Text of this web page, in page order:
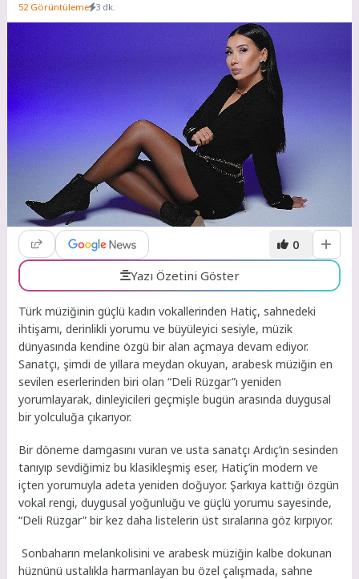
52 Görüntüleme 3 dk.
0
Yazı Özetini Göster
Türk müziğinin güçlü kadın vokallerinden Hatiç, sahnedeki
ihtişamı, derinlikli yorumu ve büyüleyici sesiyle, müzik
dünyasında kendine özgü bir alan açmaya devam ediyor.
Sanatçı, şimdi de yıllara meydan okuyan, arabesk müziğin en
sevilen eserlerinden biri olan “Deli Rüzgar”ı yeniden
yorumlayarak, dinleyicileri geçmişle bugün arasında duygusal
bir yolculuğa çıkarıyor.
Bir döneme damgasını vuran ve usta sanatçı Ardıç’ın sesinden
tanıyıp sevdiğimiz bu klasikleşmiş eser, Hatiç’in modern ve
içten yorumuyla adeta yeniden doğuyor. Şarkıya kattığı özgün
vokal rengi, duygusal yoğunluğu ve güçlü yorumu sayesinde,
“Deli Rüzgar” bir kez daha listelerin üst sıralarına göz kırpıyor.
Sonbaharın melankolisini ve arabesk müziğin kalbe dokunan
hüznünü ustalıkla harmanlayan bu özel çalışmada, sahne